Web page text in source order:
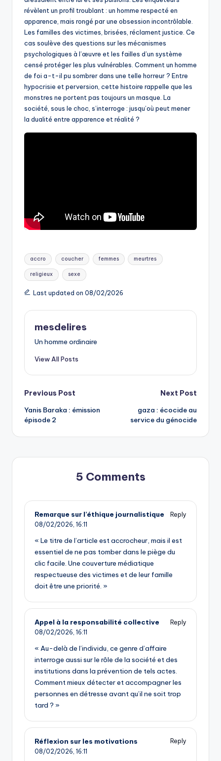
révèlent un profil troublant : un homme respecté en
apparence, mais rongé par une obsession incontrôlable.
Les familles des victimes, brisées, réclament justice. Ce
cas soulève des questions sur les mécanismes
psychologiques à l’œuvre et les failles d’un système
censé protéger les plus vulnérables. Comment un homme
de foi a-t-il pu sombrer dans une telle horreur ? Entre
hypocrisie et perversion, cette histoire rappelle que les
monstres ne portent pas toujours un masque. La
société, sous le choc, s’interroge : jusqu’où peut mener
la dualité entre apparence et réalité ?
Tags:
accro coucher femmes meurtres
religieux sexe
Last updated on 08/02/2026
mesdelires
Un homme ordinaire
View All Posts
Post
navigation
Previous Post
Yanis Baraka : émission
épisode 2
Next Post
gaza : écocide au
service du génocide
5 Comments
Remarque sur l’éthique journalistique
Reply
08/02/2026, 16:11
« Le titre de l’article est accrocheur, mais il est
essentiel de ne pas tomber dans le piège du
clic facile. Une couverture médiatique
respectueuse des victimes et de leur famille
doit être une priorité. »
Appel à la responsabilité collective
Reply
08/02/2026, 16:11
« Au-delà de l’individu, ce genre d’affaire
interroge aussi sur le rôle de la société et des
institutions dans la prévention de tels actes.
Comment mieux détecter et accompagner les
personnes en détresse avant qu’il ne soit trop
tard ? »
Réflexion sur les motivations
Reply
08/02/2026, 16:11